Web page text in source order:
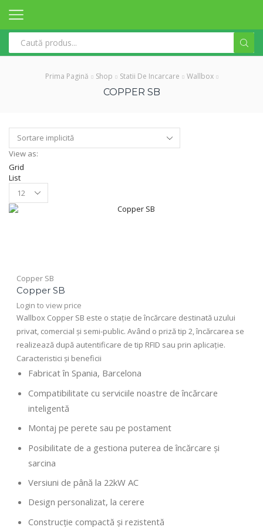
input
Prima Pagină Shop Statii De Incarcare Wallbox
COPPER SB
View as:
Grid
List
per
page
Copper SB
Copper SB
Login to view price
Wallbox Copper SB este o stație de încărcare destinată uzului
privat, comercial și semi-public. Având o priză tip 2, încărcarea se
realizează după autentificare de tip RFID sau prin aplicație.
Caracteristici și beneficii
Fabricat în Spania, Barcelona
Compatibilitate cu serviciile noastre de încărcare
inteligentă
Montaj pe perete sau pe postament
Posibilitate de a gestiona puterea de încărcare și
sarcina
Versiuni de până la 22kW AC
Design personalizat, la cerere
Construcție compactă și rezistentă